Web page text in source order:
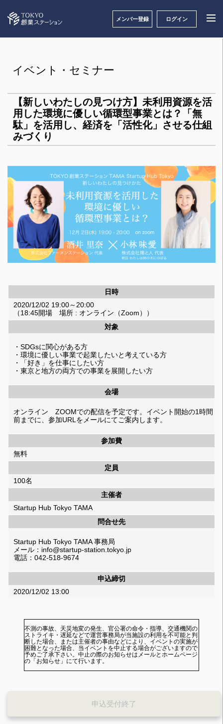
メンバー登録 ログイン
イベント・セミナー
【新しいわたしの見つけ方】未利用資源を活
用した環境に優しい循環型事業とは？「無
駄」を活用し、経済を「活性化」させる仕組
みづくり
日時
2020/12/02 19:00～20:00
（18:45開場 場所 : オンライン（Zoom））
対象
・SDGsに関心がある方
・環境に優しい事業で起業したいと考えている方
・「好き」を仕事にしたい方
・東京と地方の両方での事業を展開したい方
会場
オンライン ZOOMでの配信を予定です。イベント開始の1時間
前までに、参加URLをメールにてご案内します。
参加費
無料
定員
100名
主催者
Startup Hub Tokyo TAMA
問合せ先
Startup Hub Tokyo TAMA 事務局
メール：info@startup-station.tokyo.jp
電話：042-518-9674
申込締切
2020/12/02 13:00
不測の事故、天災地変の発生、官公署の命令・指導、交通機関の
ストライキ・遅延などで運営事務局が当施設の利用を不可能と判
断した場合、または主催者の事由などにより、イベントの実施が
困難となった場合、当イベントを中止する場合がございますので
予めご了承下さい。中止の際のお知らせはメールとホームページ
の「お知らせ」にて行います。
申込受付終了